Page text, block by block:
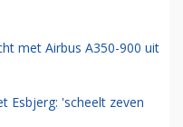
met Airbus A350-900 uit
Esbjerg: 'scheelt zeven